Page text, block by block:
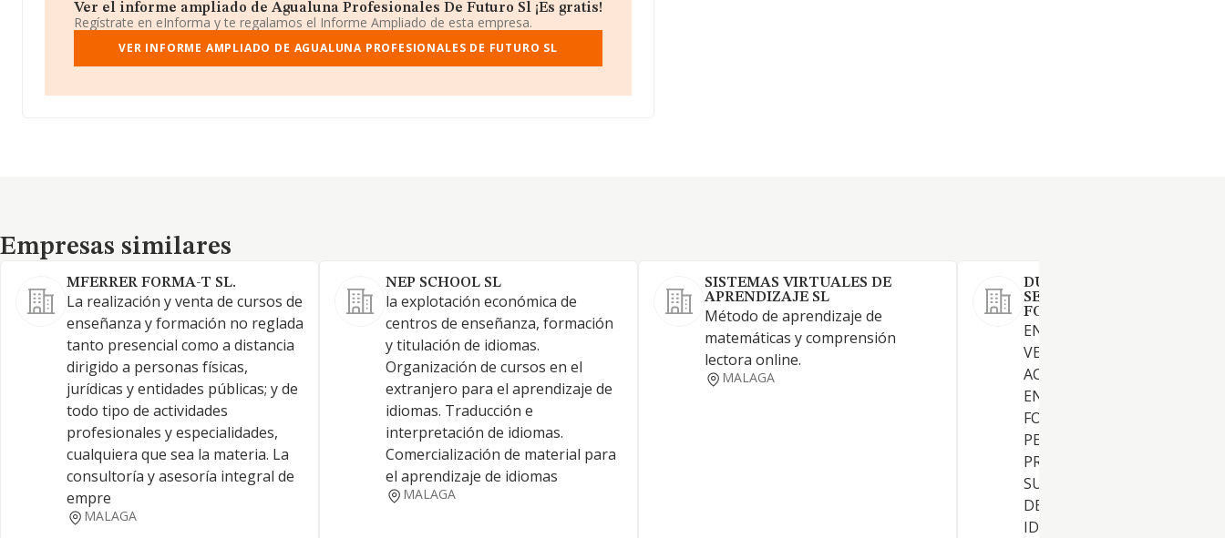
Ver el informe ampliado de Agualuna Profesionales De Futuro Sl ¡Es gratis!
Regístrate en eInforma y te regalamos el Informe Ampliado de esta empresa.
VER INFORME AMPLIADO DE AGUALUNA PROFESIONALES DE FUTURO SL
Empresas similares
Empresas similares
MFERRER FORMA-T SL.
La realización y venta de cursos de
enseñanza y formación no reglada
tanto presencial como a distancia
dirigido a personas físicas,
jurídicas y entidades públicas; y de
todo tipo de actividades
profesionales y especialidades,
cualquiera que sea la materia. La
consultoría y asesoría integral de
empre
MALAGA
NEP SCHOOL SL
la explotación económica de
centros de enseñanza, formación
y titulación de idiomas.
Organización de cursos en el
extranjero para el aprendizaje de
idiomas. Traducción e
interpretación de idiomas.
Comercialización de material para
el aprendizaje de idiomas
MALAGA
SISTEMAS VIRTUALES DE
APRENDIZAJE SL
Método de aprendizaje de
matemáticas y comprensión
lectora online.
MALAGA
DUAMAS FORMACION
SERVICIOS INTEGRADOS
FORMATIVOS SL
ENSEÑANZA DE
VEHICULOS TERRESTRES,
ACUATIVOS Y
ENSEÑANZA NO REGLADA
FORMACION Y
PERFECCIONAMIENTO
PROFESIONAL Y EDUCACION
SUPERIOR. OTRAS
DE ENSEÑANZA, TALES
IDIOMAS, CORTE Y